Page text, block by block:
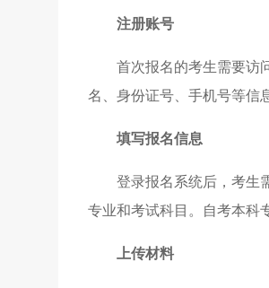
注册账号
首次报名的考生需要访
名、身份证号、手机号等信
填写报名信息
登录报名系统后，考生
专业和考试科目。自考本科
上传材料